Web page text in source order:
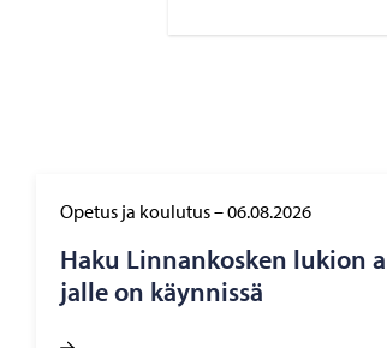
Opetus ja koulutus–06.08.2026
Haku Lin­nan­kos­ken lu­kion
jal­le on käyn­nis­sä